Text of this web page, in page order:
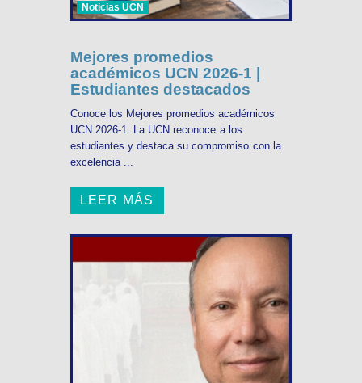
Noticias UCN
Mejores promedios
académicos UCN 2026-1 |
Estudiantes destacados
Conoce los Mejores promedios académicos
UCN 2026-1. La UCN reconoce a los
estudiantes y destaca su compromiso con la
excelencia ...
LEER MÁS